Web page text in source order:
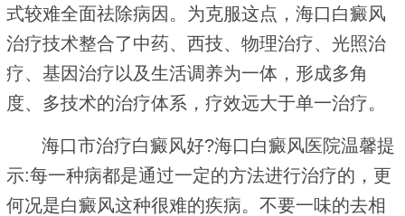
式较难全面祛除病因。为克服这点，海口白癜风
治疗技术整合了中药、西技、物理治疗、光照治
疗、基因治疗以及生活调养为一体，形成多角
度、多技术的治疗体系，疗效远大于单一治疗。
海口市治疗白癜风好?海口白癜风医院温馨提
示:每一种病都是通过一定的方法进行治疗的，更
何况是白癜风这种很难的疾病。不要一味的去相